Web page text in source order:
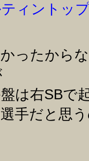
ィントッ
ったから
は右SBで
手だと思